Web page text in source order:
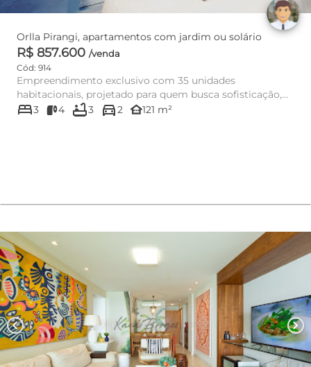
Orlla Pirangi, apartamentos com jardim ou solário
R$ 857.600 /venda
Cód: 914
Empreendimento exclusivo com 35 unidades
habitacionais, projetado para quem busca sofisticação,
conforto e uma experiên...
bed3 4 bathtub3 directions_car2 other_houses121 m²
chevron_left chevron_right